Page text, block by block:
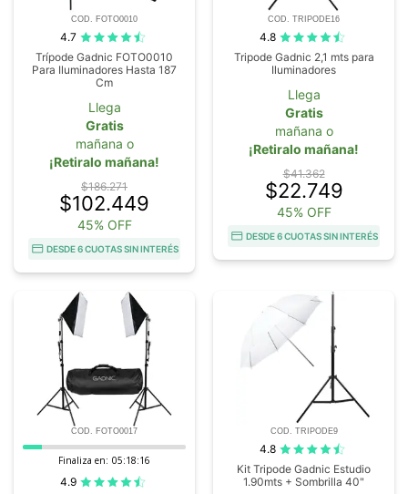
COD. FOTO0010
4.7
Trípode Gadnic FOTO0010
Para Iluminadores Hasta 187
Cm
Llega
Gratis
mañana o
¡Retiralo mañana!
$186.271
$102.449
45% OFF
DESDE 6 CUOTAS SIN INTERÉS
COD. TRIPODE16
4.8
Tripode Gadnic 2,1 mts para
Iluminadores
Llega
Gratis
mañana o
¡Retiralo mañana!
$41.362
$22.749
45% OFF
DESDE 6 CUOTAS SIN INTERÉS
COD. FOTO0017
Finaliza en: 05:18:15
4.9
COD. TRIPODE9
4.8
Kit Tripode Gadnic Estudio
1.90mts + Sombrilla 40"